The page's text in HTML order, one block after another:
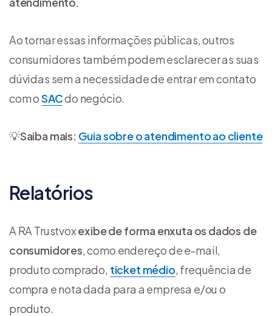
Ao tornar essas informações públicas, outros
consumidores também podem esclarecer as suas
dúvidas sem a necessidade de entrar em contato
com oSACdo negócio.
💡Saiba mais: Guia sobre o atendimento ao cliente
Relatórios
A RA Trustvoxexibe de forma enxuta os dados de
consumidores, como endereço de e-mail,
produto comprado, ticket médio, frequência de
compra e nota dada para a empresa e/ou o
produto.